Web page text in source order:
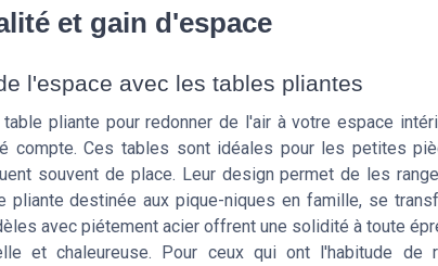
et gain d'espace
l'espace avec les tables pliantes
pliante pour redonner de l'air à votre espace
compte. Ces tables sont idéales pour les petites
souvent de place. Leur design permet de les
pliante destinée aux pique-niques en famille, se
avec piétement acier offrent une solidité à toute
et chaleureuse. Pour ceux qui ont l'habitude de